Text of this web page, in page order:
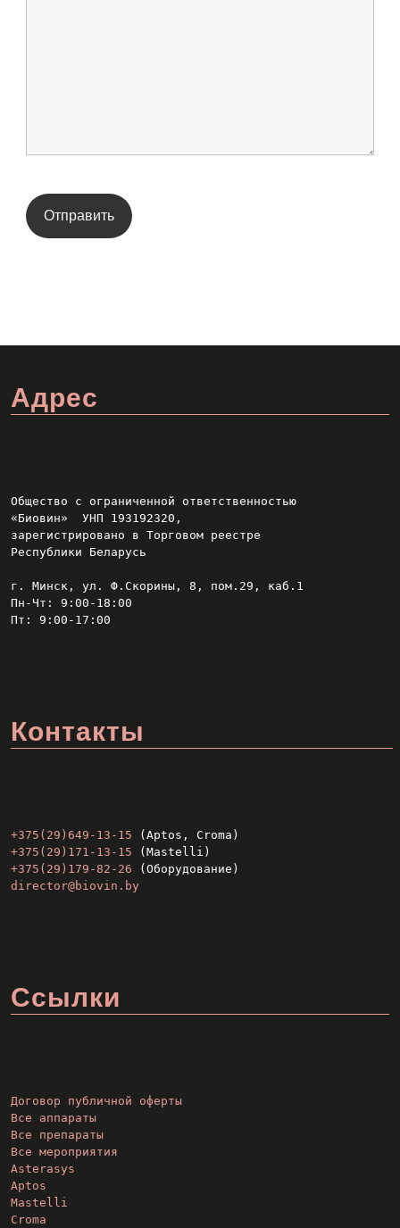
Адрес
Общество с ограниченной ответственностью
«Биовин»  УНП 193192320,
зарегистрировано в Торговом реестре
Республики Беларусь
г. Минск, ул. Ф.Скорины, 8, пом.29, каб.1
Пн-Чт: 9:00-18:00
Пт: 9:00-17:00
Контакты
+375(29)649-13-15 (Aptos, Croma)
+375(29)171-13-15 (Mastelli)
+375(29)179-82-26 (Оборудование)
director@biovin.by
Ссылки
Договор публичной оферты
Все аппараты
Все препараты
Все мероприятия
Asterasys
Aptos
Mastelli
Croma